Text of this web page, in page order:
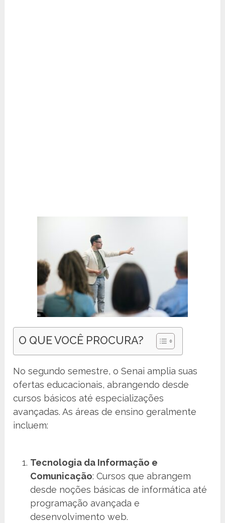
O QUE VOCÊ PROCURA?
No segundo semestre, o Senai amplia suas
ofertas educacionais, abrangendo desde
cursos básicos até especializações
avançadas. As áreas de ensino geralmente
incluem:
Tecnologia da Informação e
Comunicação: Cursos que abrangem
desde noções básicas de informática até
programação avançada e
desenvolvimento web.